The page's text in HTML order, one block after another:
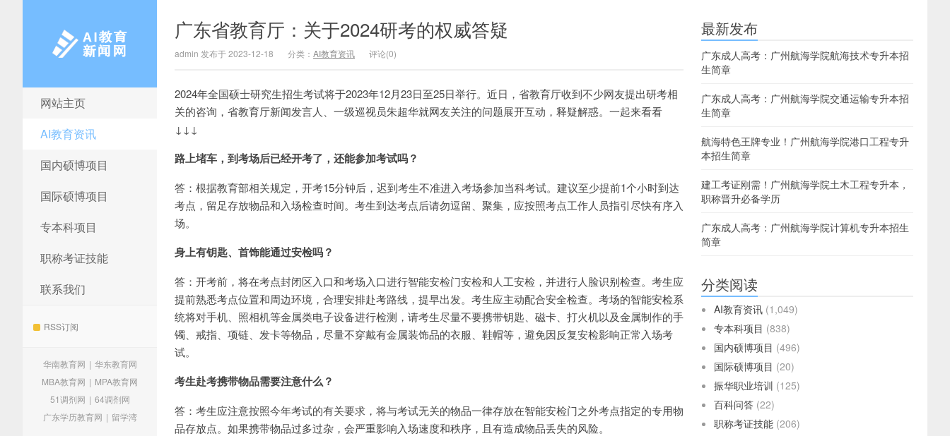
AI教育新闻网
网站主页
AI教育资讯
国内硕博项目
国际硕博项目
专本科项目
职称考证技能
联系我们
RSS订阅
华南教育网 | 华东教育网
MBA教育网 | MPA教育网
51调剂网 | 64调剂网
广东学历教育网 | 留学湾
广东省教育厅：关于2024研考的权威答疑
admin 发布于 2023-12-18 分类： AI教育资讯 评论(0)
2024年全国硕士研究生招生考试将于2023年12月23日至25日举行。近日，省教育厅收到不少网友提出研考相
关的咨询，省教育厅新闻发言人、一级巡视员朱超华就网友关注的问题展开互动，释疑解惑。一起来看看
↓↓↓
路上堵车，到考场后已经开考了，还能参加考试吗？
答：根据教育部相关规定，开考15分钟后，迟到考生不准进入考场参加当科考试。建议至少提前1个小时到达
考点，留足存放物品和入场检查时间。考生到达考点后请勿逗留、聚集，应按照考点工作人员指引尽快有序入
场。
身上有钥匙、首饰能通过安检吗？
答：开考前，将在考点封闭区入口和考场入口进行智能安检门安检和人工安检，并进行人脸识别检查。考生应
提前熟悉考点位置和周边环境，合理安排赴考路线，提早出发。考生应主动配合安全检查。考场的智能安检系
统将对手机、照相机等金属类电子设备进行检测，请考生尽量不要携带钥匙、磁卡、打火机以及金属制作的手
镯、戒指、项链、发卡等物品，尽量不穿戴有金属装饰品的衣服、鞋帽等，避免因反复安检影响正常入场考
试。
考生赴考携带物品需要注意什么？
答：考生应注意按照今年考试的有关要求，将与考试无关的物品一律存放在智能安检门之外考点指定的专用物
品存放点。如果携带物品过多过杂，会严重影响入场速度和秩序，且有造成物品丢失的风险。
最新发布
广东成人高考：广州航海学院航海技术专升本招
生简章
广东成人高考：广州航海学院交通运输专升本招
生简章
航海特色王牌专业！广州航海学院港口工程专升
本招生简章
建工考证刚需！广州航海学院土木工程专升本，
职称晋升必备学历
广东成人高考：广州航海学院计算机专升本招生
简章
分类阅读
AI教育资讯 (1,049)
专本科项目 (838)
国内硕博项目 (496)
国际硕博项目 (20)
振华职业培训 (125)
百科问答 (22)
职称考证技能 (206)